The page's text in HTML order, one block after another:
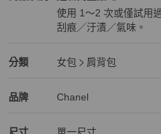
使用 1～2 次或僅試用
刮痕／汙漬／氣味。
分類
Chanel 女包分類資訊
女包
肩背包
品牌
Chanel 精品女包品牌介紹
Chanel
Chanel 推薦清單